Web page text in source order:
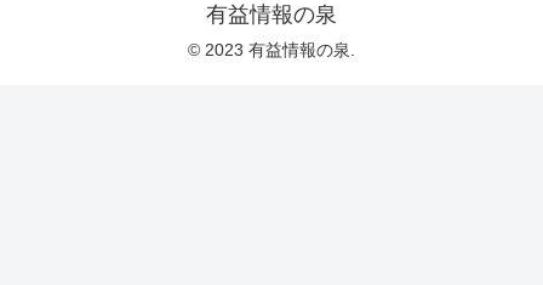
有益情報の泉
© 2023 有益情報の泉.